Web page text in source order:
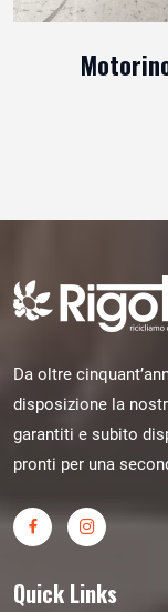
Da oltre
disposizione la
garantiti e subito
pronti per una
Quick Links